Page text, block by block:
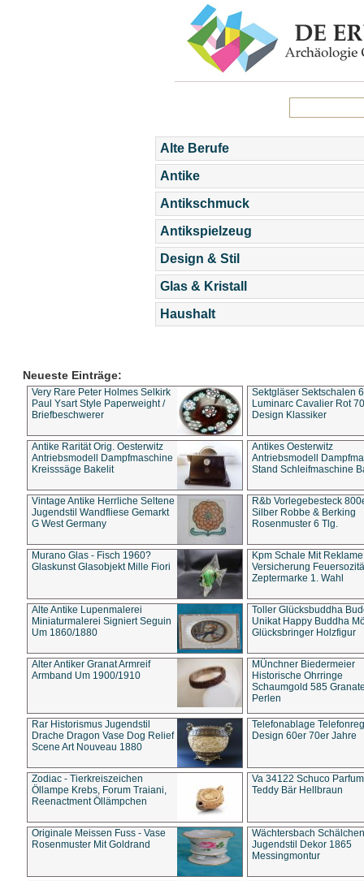
Alte Berufe
Antike
Antikschmuck
Antikspielzeug
Design & Stil
Glas & Kristall
Haushalt
Neueste Einträge:
Very Rare Peter Holmes Selkirk
Paul Ysart Style Paperweight /
Briefbeschwerer
Sektgläser Sektschalen
Luminarc Cavalier Rot
Design Klassiker
Antike Rarität Orig. Oesterwitz
Antriebsmodell Dampfmaschine
Kreisssäge Bakelit
Antikes Oesterwitz
Antriebsmodell
Stand Schleifmaschine
Vintage Antike Herrliche Seltene
Jugendstil Wandfliese Gemarkt
G West Germany
R&b Vorlegebesteck
Silber Robbe & Berking
Rosenmuster 6 Tlg.
Murano Glas - Fisch 1960?
Glaskunst Glasobjekt Mille Fiori
Kpm Schale Mit Reklame
Versicherung
Zeptermarke 1. Wahl
Alte Antike Lupenmalerei
Miniaturmalerei Signiert Seguin
Um 1860/1880
Toller Glücksbuddha
Unikat Happy Buddha
Glücksbringer Holzfigur
Alter Antiker Granat Armreif
Armband Um 1900/1910
MÜnchner Biedermeier
Historische Ohrringe
Schaumgold 585
Perlen
Rar Historismus Jugendstil
Drache Dragon Vase Dog Relief
Scene Art Nouveau 1880
Telefonablage
Design 60er 70er Jahre
Zodiac - Tierkreiszeichen
Öllampe Krebs, Forum Traiani,
Reenactment Öllämpchen
Va 34122 Schuco
Teddy Bär Hellbraun
Originale Meissen Fuss - Vase
Rosenmuster Mit Goldrand
Wächtersbach Schälchen
Jugendstil Dekor 1865
Messingmontur